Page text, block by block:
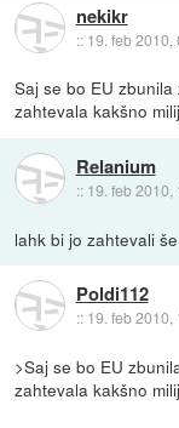
nekikr
:: 19. feb 2010,
Saj se bo EU
zahtevala kakšno
Relanium
:: 19. feb 2010,
lahk bi jo zahtevali
Poldi112
:: 19. feb 2010,
>Saj se bo EU
zahtevala kakšno